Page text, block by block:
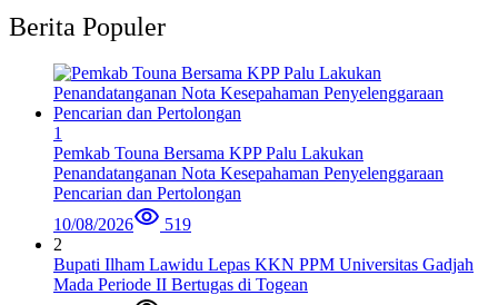
Berita Populer
1
Pemkab Touna Bersama KPP Palu Lakukan
Penandatanganan Nota Kesepahaman Penyelenggaraan
Pencarian dan Pertolongan
10/08/2026
519
2
Bupati Ilham Lawidu Lepas KKN PPM Universitas Gadjah
Mada Periode II Bertugas di Togean